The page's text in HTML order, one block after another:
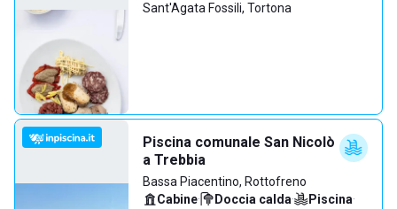
Sant'Agata Fossili, Tortona
Piscina comunale San Nicolò
a Trebbia
Bassa Piacentino, Rottofreno
Cabine· Doccia calda· Piscina·